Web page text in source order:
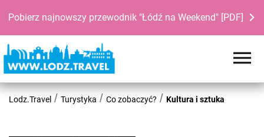
Pobierz najnowszy przewodnik "Łódź na Weekend" [PDF]
Lodz.Travel Turystyka Co zobaczyć? Kultura i sztuka